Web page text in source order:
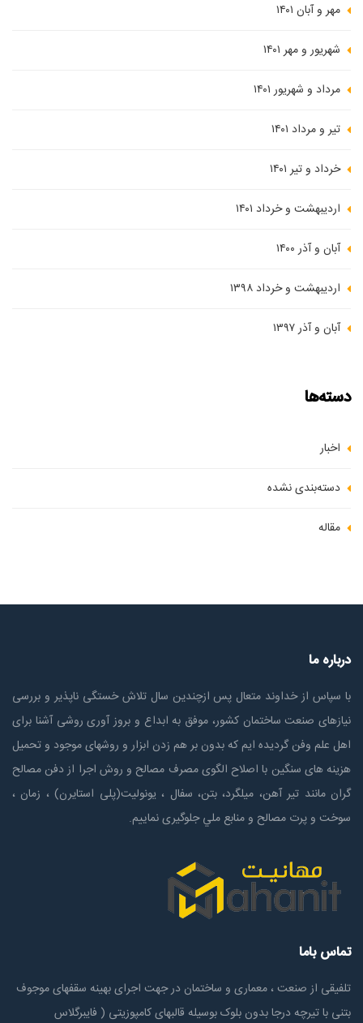
مهر و آبان ۱۴۰۱
شهریور و مهر ۱۴۰۱
مرداد و شهریور ۱۴۰۱
تیر و مرداد ۱۴۰۱
خرداد و تیر ۱۴۰۱
اردیبهشت و خرداد ۱۴۰۱
آبان و آذر ۱۴۰۰
اردیبهشت و خرداد ۱۳۹۸
آبان و آذر ۱۳۹۷
دسته‌ها
اخبار
دسته‌بندی نشده
مقاله
درباره ما
با سپاس از خداوند متعال پس ازچندين سال تلاش خستگی ناپذير و بررسی
نیازهای صنعت ساختمان كشور، موفق به ابداع و بروز آوری روشی آشنا برای
اهل علم وفن گردیده ایم که بدون بر هم زدن ابزار و روشهای موجود و تحمیل
هزینه های سنگین با اصلاح الگوی مصرف مصالح و روش اجرا از دفن مصالح
گران مانند تیر آهن، میلگرد، بتن، سفال ، یونولیت(پلی استايرن) ، زمان ،
سوخت و پرت مصالح و منابع ملي جلوگیری نماییم.
تماس باما
تلفیقی از صنعت ، معماری و ساختمان در جهت اجرای بهینه سقفهای موجوف
بتنی با تیرچه درجا بدون بلوک بوسیله قالبهای کامپوزیتی ( فایبرگلاس